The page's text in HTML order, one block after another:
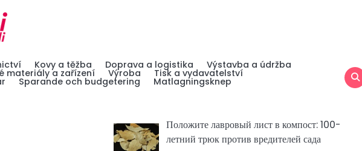
Kovy a těžba Doprava a logistika Výstavba a údržba
materiály a zařízení Výroba Tisk a vydavatelství
Sparande och budgetering Matlagningsknep
Положите лавровый лист в компост: 100-
летний трюк против вредителей сада